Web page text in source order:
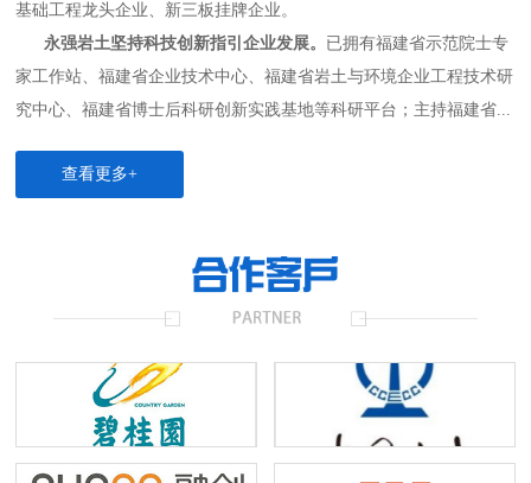
基础工程龙头企业、新三板挂牌企业。
永强岩土坚持科技创新指引企业发展。 已拥有福建省示范院士专
家工作站、福建省企业技术中心、福建省岩土与环境企业工程技术研
究中心、福建省博士后科研创新实践基地等科研平台；主持福建省...
查看更多+